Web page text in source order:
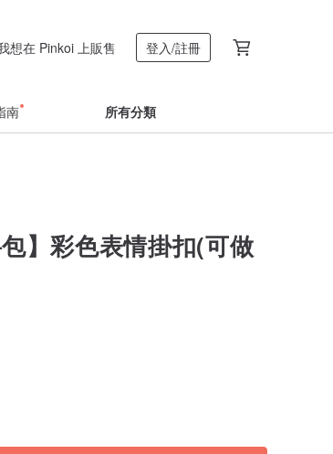
想在 Pinkoi 上販售 登入/註冊
南 所有分類
包】彩色表情掛扣(可做